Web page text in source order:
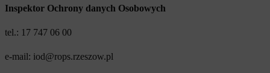
Inspektor Ochrony danych Osobowych
tel.: 17 747 06 00
e-mail: iod@rops.rzeszow.pl